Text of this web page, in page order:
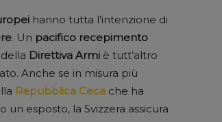
hanno tutta l’intenzione di
. Un pacifico recepimento
della Direttiva Armi è tutt’altro
Anche se in misura più
Repubblica Ceca che ha
un esposto, la Svizzera assicura